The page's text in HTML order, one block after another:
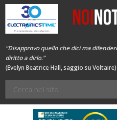
“Disapprovo quello che dici ma
diritto a dirlo.”
(Evelyn Beatrice Hall, saggio su Voltaire)